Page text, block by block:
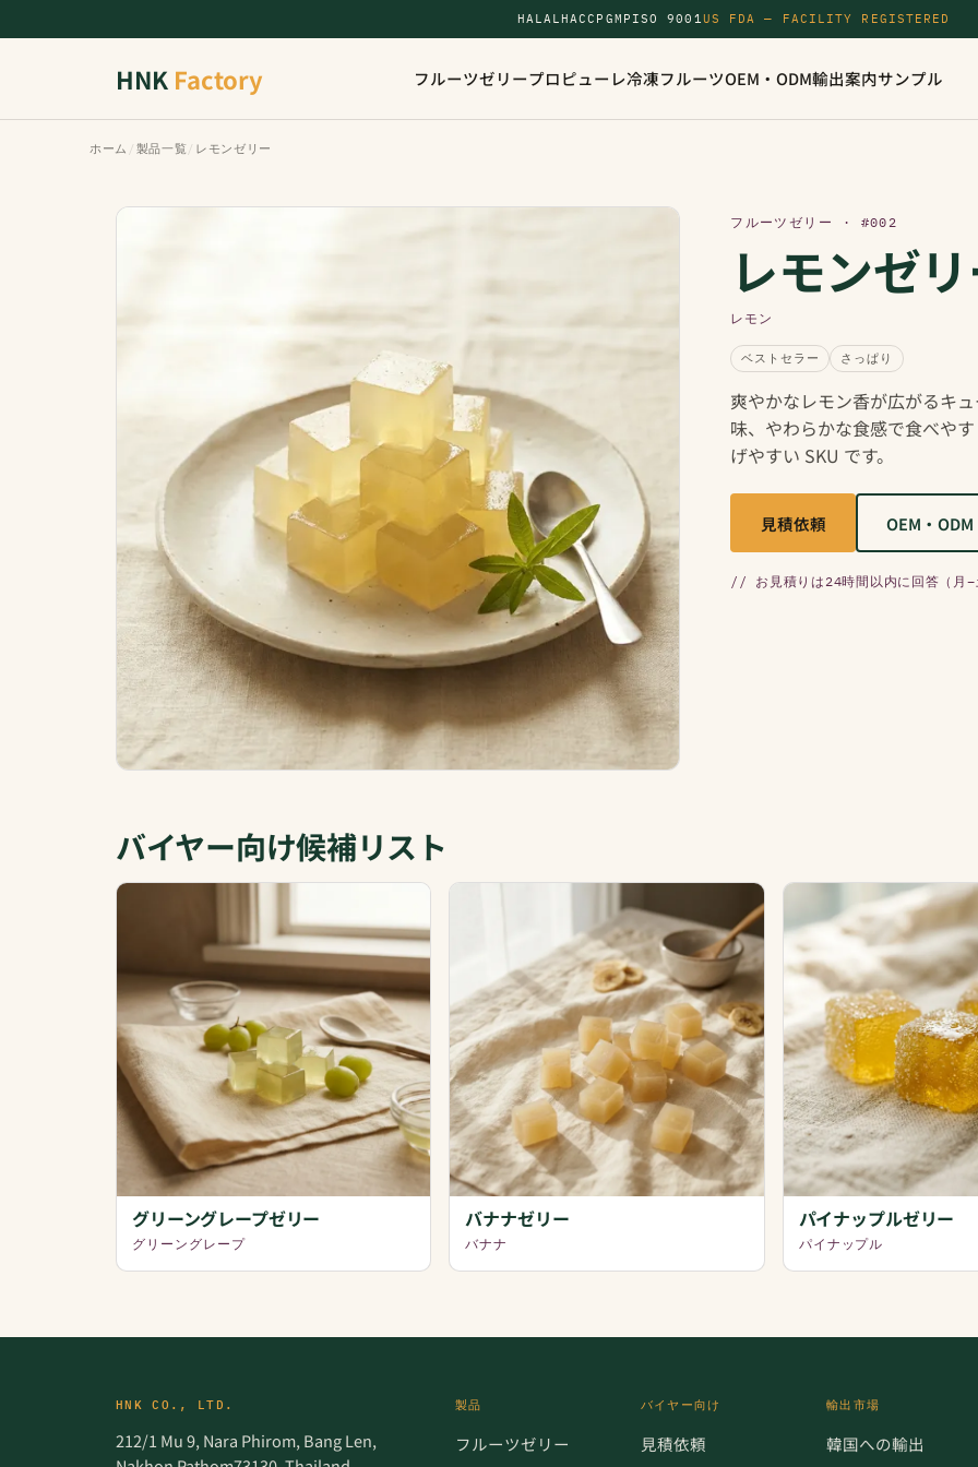
HALALHACCP GMP ISO 9001US FDA — FACILITY REGISTERED
HNK Factory フルーツゼリープロピューレ冷凍フルーツOEM・ODM輸出案内サンプル
ホーム / 製品一覧 / レモンゼリー
フルーツゼリー · #002
レモンゼ
レモン
ベストセラー さっぱり
爽やかなレモン香が広がるキ
味、やわらかな食感で食べや
げやすい SKU です。
見積依頼 OEM・ODM
// お見積りは24時間以内に回答（月–
バイヤー向け候補リスト
グリーングレープゼリー
グリーングレープ
バナナゼリー
バナナ
パイナップルゼリー
パイナップル
HNK CO., LTD.
212/1 Mu 9, Nara Phirom, Bang Len,
製品
フルーツゼリー
バイヤー向け
見積依頼
輸出市場
韓国への輸出